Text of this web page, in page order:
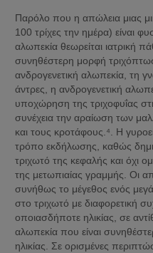
Παρόλο που η απώλεια μιας
100 τρίχες την ημέρα) είναι
αλωπεκία θεωρείται ιατρική
συνηθέστερη μορφή
ανδρογενετική αλωπεκία, τη
άντρες, η ανδρογενετική
υποχώρηση της τριχοφυΐας
συνέχεια την αραίωση των
και τους κροτάφους.⁴. Η
τρόπο εκδήλωσης, καθώς
τριχωτό της κεφαλής και όχι
της μετωπιαίας γραμμής. Οι
συνήθως το μέγεθος ενός
στο τριχωτό με διαφορετική
οποιασδήποτε ηλικίας, σε
αλωπεκία που είναι
ηλικίας. Σε ορισμένες